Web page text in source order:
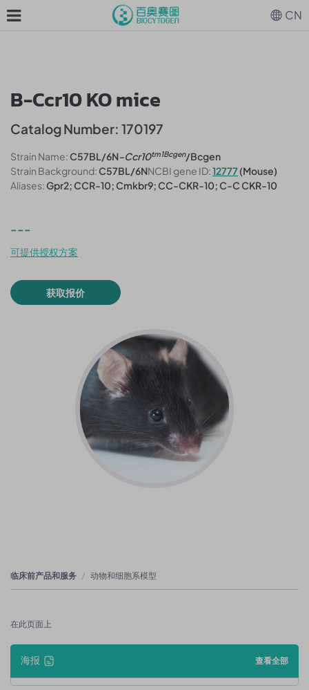
B-Ccr10 KO mice
Catalog Number: 170197
Strain Name:C57BL/6N-Ccr10tm1Bcgen/Bcgen
Strain Background:C57BL/6NNCBI gene ID:12777(Mouse)
Aliases:Gpr2; CCR-10; Cmkbr9; CC-CKR-10; C-C CKR-10
---
可提供授权方案
获取报价
临床前产品和服务 动物和细胞系模型
在此页面上
海报 查看全部
CN